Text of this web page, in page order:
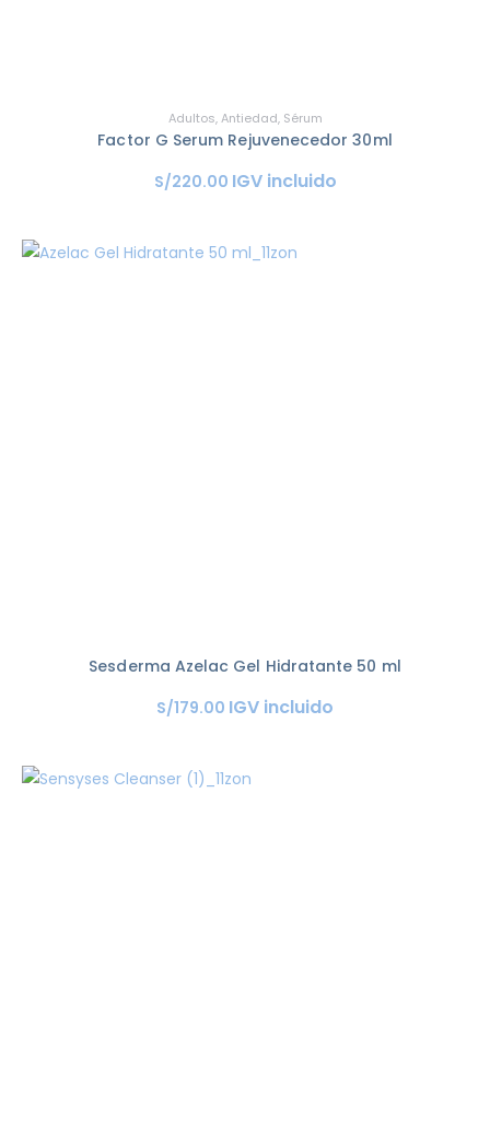
Adultos,Antiedad, Sérum
Factor G Serum Rejuvenecedor 30ml
S/220.00 IGV incluido
Sesderma Azelac Gel Hidratante 50 ml
S/179.00 IGV incluido